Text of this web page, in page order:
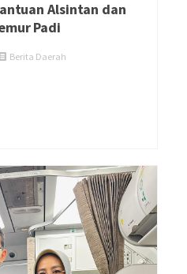
Alsintan dan
Padi
Berita Daerah